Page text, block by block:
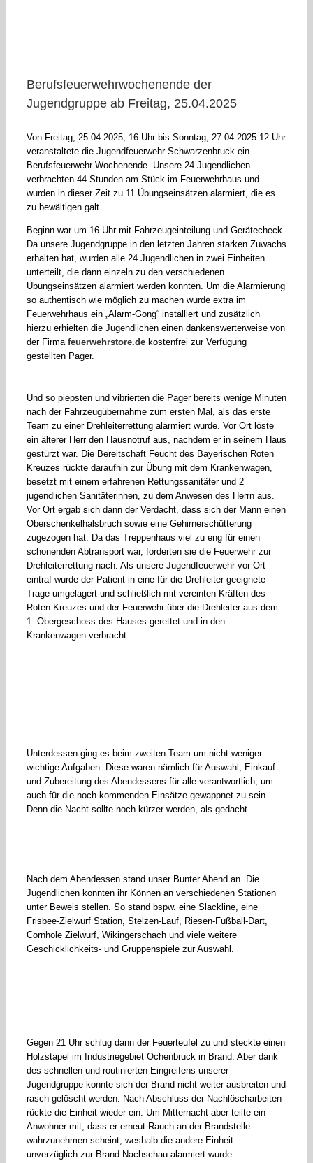
Berufsfeuerwehrwochenende der
Jugendgruppe ab Freitag, 25.04.2025
Von Freitag, 25.04.2025, 16 Uhr bis Sonntag, 27.04.2025 12 Uhr
veranstaltete die Jugendfeuerwehr Schwarzenbruck ein
Berufsfeuerwehr-Wochenende. Unsere 24 Jugendlichen
verbrachten 44 Stunden am Stück im Feuerwehrhaus und
wurden in dieser Zeit zu 11 Übungseinsätzen alarmiert, die es
zu bewältigen galt.
Beginn war um 16 Uhr mit Fahrzeugeinteilung und Gerätecheck.
Da unsere Jugendgruppe in den letzten Jahren starken Zuwachs
erhalten hat, wurden alle 24 Jugendlichen in zwei Einheiten
unterteilt, die dann einzeln zu den verschiedenen
Übungseinsätzen alarmiert werden konnten. Um die Alarmierung
so authentisch wie möglich zu machen wurde extra im
Feuerwehrhaus ein „Alarm-Gong“ installiert und zusätzlich
hierzu erhielten die Jugendlichen einen dankenswerterweise von
der Firma feuerwehrstore.de kostenfrei zur Verfügung
gestellten Pager.
Und so piepsten und vibrierten die Pager bereits wenige Minuten
nach der Fahrzeugübernahme zum ersten Mal, als das erste
Team zu einer Drehleiterrettung alarmiert wurde. Vor Ort löste
ein älterer Herr den Hausnotruf aus, nachdem er in seinem Haus
gestürzt war. Die Bereitschaft Feucht des Bayerischen Roten
Kreuzes rückte daraufhin zur Übung mit dem Krankenwagen,
besetzt mit einem erfahrenen Rettungssanitäter und 2
jugendlichen Sanitäterinnen, zu dem Anwesen des Herrn aus.
Vor Ort ergab sich dann der Verdacht, dass sich der Mann einen
Oberschenkelhalsbruch sowie eine Gehirnerschütterung
zugezogen hat. Da das Treppenhaus viel zu eng für einen
schonenden Abtransport war, forderten sie die Feuerwehr zur
Drehleiterrettung nach. Als unsere Jugendfeuerwehr vor Ort
eintraf wurde der Patient in eine für die Drehleiter geeignete
Trage umgelagert und schließlich mit vereinten Kräften des
Roten Kreuzes und der Feuerwehr über die Drehleiter aus dem
1. Obergeschoss des Hauses gerettet und in den
Krankenwagen verbracht.
Unterdessen ging es beim zweiten Team um nicht weniger
wichtige Aufgaben. Diese waren nämlich für Auswahl, Einkauf
und Zubereitung des Abendessens für alle verantwortlich, um
auch für die noch kommenden Einsätze gewappnet zu sein.
Denn die Nacht sollte noch kürzer werden, als gedacht.
Nach dem Abendessen stand unser Bunter Abend an. Die
Jugendlichen konnten ihr Können an verschiedenen Stationen
unter Beweis stellen. So stand bspw. eine Slackline, eine
Frisbee-Zielwurf Station, Stelzen-Lauf, Riesen-Fußball-Dart,
Cornhole Zielwurf, Wikingerschach und viele weitere
Geschicklichkeits- und Gruppenspiele zur Auswahl.
Gegen 21 Uhr schlug dann der Feuerteufel zu und steckte einen
Holzstapel im Industriegebiet Ochenbruck in Brand. Aber dank
des schnellen und routinierten Eingreifens unserer
Jugendgruppe konnte sich der Brand nicht weiter ausbreiten und
rasch gelöscht werden. Nach Abschluss der Nachlöscharbeiten
rückte die Einheit wieder ein. Um Mitternacht aber teilte ein
Anwohner mit, dass er erneut Rauch an der Brandstelle
wahrzunehmen scheint, weshalb die andere Einheit
unverzüglich zur Brand Nachschau alarmiert wurde.